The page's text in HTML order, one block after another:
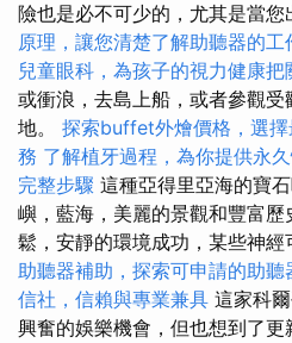
險也是必不可少的，尤其是當您
原理，讓您清楚了解助聽器的工
兒童眼科，為孩子的視力健康把
或衝浪，去島上船，或者參觀
地。 探索buffet外燴價格，選擇
務 了解植牙過程，為你提供永
完整步驟 這種亞得里亞海的寶
嶼，藍海，美麗的景觀和豐富
鬆，安靜的環境成功，某些神經
助聽器補助，探索可申請的助聽
信社，信賴與專業兼具 這家科
興奮的娛樂機會，但也想到了更